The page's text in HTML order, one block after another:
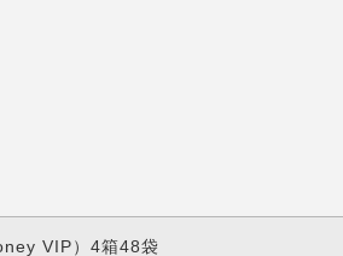
VIP）4箱48袋